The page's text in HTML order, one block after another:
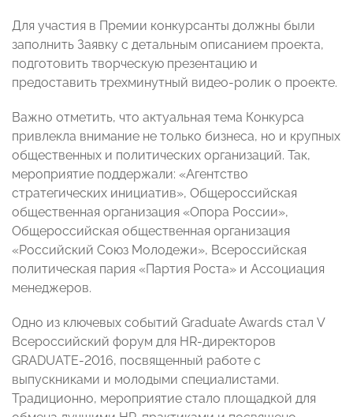
Для участия в Премии конкурсанты должны были
заполнить Заявку с детальным описанием проекта,
подготовить творческую презентацию и
предоставить трехминутный видео-ролик о проекте.
Важно отметить, что актуальная тема Конкурса
привлекла внимание не только бизнеса, но и крупных
общественных и политических организаций. Так,
мероприятие поддержали: «Агентство
стратегических инициатив», Общероссийская
общественная организация «Опора России»,
Общероссийская общественная организация
«Российский Союз Молодежи», Всероссийская
политическая пария «Партия Роста» и Ассоциация
менеджеров.
Одно из ключевых событий Graduate Awards стал V
Всероссийский форум для HR-директоров
GRADUATE-2016, посвященный работе с
выпускниками и молодыми специалистами.
Традиционно, мероприятие стало площадкой для